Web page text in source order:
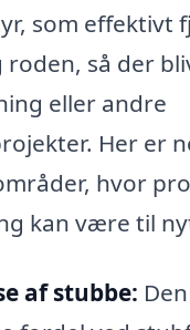
som effektivt
så der
eller andre
Her er
hvor
kan være til
af stubbe: